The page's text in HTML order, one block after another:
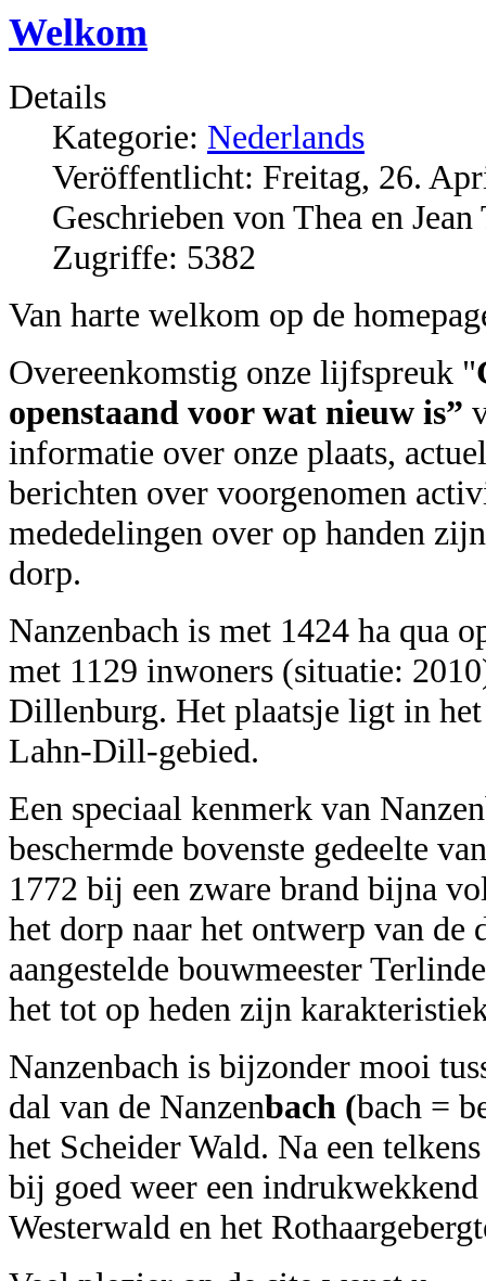
Welkom
Details
Kategorie: Nederlands
Veröffentlicht: Freitag, 26.
Geschrieben von Thea en
Zugriffe: 5382
Van harte welkom op de
Overeenkomstig onze lijfspreuk "
openstaand voor wat nieuw is”
informatie over onze plaats,
berichten over voorgenomen
mededelingen over op handen
dorp.
Nanzenbach is met 1424 ha qua
met 1129 inwoners (situatie:
Dillenburg. Het plaatsje ligt in
Lahn-Dill-gebied.
Een speciaal kenmerk van
beschermde bovenste gedeelte
1772 bij een zware brand bijna
het dorp naar het ontwerp van
aangestelde bouwmeester
het tot op heden zijn
Nanzenbach is bijzonder mooi
dal van de Nanzenbach (bach =
het Scheider Wald. Na een
bij goed weer een
Westerwald en het